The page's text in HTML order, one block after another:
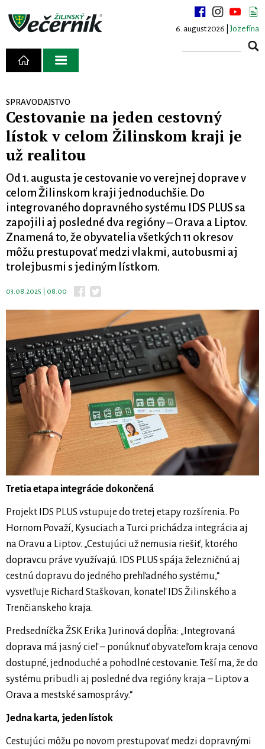
6. august 2026 | Jozefína
SPRAVODAJSTVO
Cestovanie na jeden cestovný
lístok v celom Žilinskom kraji je
už realitou
Od 1. augusta je cestovanie vo verejnej doprave v
celom Žilinskom kraji jednoduchšie. Do
integrovaného dopravného systému IDS PLUS sa
zapojili aj posledné dva regióny – Orava a Liptov.
Znamená to, že obyvatelia všetkých 11 okresov
môžu prestupovať medzi vlakmi, autobusmi aj
trolejbusmi s jediným lístkom.
03.08.2025 | 08:00
Tretia etapa integrácie dokončená
Projekt IDS PLUS vstupuje do tretej etapy rozšírenia. Po
Hornom Považí, Kysuciach a Turci prichádza integrácia aj
na Oravu a Liptov. „Cestujúci už nemusia riešiť, ktorého
dopravcu práve využívajú. IDS PLUS spája železničnú aj
cestnú dopravu do jedného prehľadného systému,“
vysvetľuje Richard Staškovan, konateľ IDS Žilinského a
Trenčianskeho kraja.
Predsedníčka ŽSK Erika Jurinová dopĺňa: „Integrovaná
doprava má jasný cieľ – ponúknuť obyvateľom kraja cenovo
dostupné, jednoduché a pohodlné cestovanie. Teší ma, že do
systému pribudli aj posledné dva regióny kraja – Liptov a
Orava a mestské samosprávy.“
Jedna karta, jeden lístok
Cestujúci môžu po novom prestupovať medzi dopravnými